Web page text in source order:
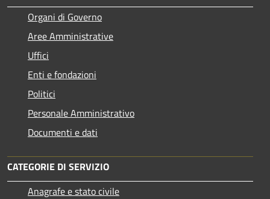
Organi di Governo
Aree Amministrative
Uffici
Enti e fondazioni
Politici
Personale Amministrativo
Documenti e dati
CATEGORIE DI SERVIZIO
Anagrafe e stato civile